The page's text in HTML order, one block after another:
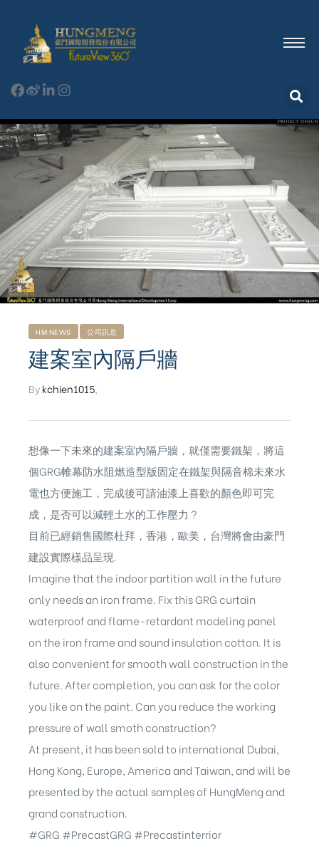
HM NEWS 公司訊息
建案室內隔戶牆
Bykchien1015
想像一下未來的建案室內隔戶牆，就僅需要鐵架，將這
個GRG帷幕防水阻燃造型版固定在鐵架與隔音棉未來水
電也方便施工，完成後可請油漆上喜歡的顏色即可完
成，是否可以減輕土水的工作壓力 ?
目前已經銷售國際杜拜，香港，歐美，台灣將會由豪門
建設實際樣品呈現.
Imagine that the indoor partition wall in the future
only needs an iron frame. Fix this GRG curtain
waterproof and flame-retardant modeling panel
on the iron frame and sound insulation cotton. It is
also convenient for smooth wall construction in the
future. After completion, you can ask for the color
you like on the paint. Can you reduce the working
pressure of wall smoth construction?
At present, it has been sold to international Dubai,
Hong Kong, Europe, America and Taiwan, and will be
presented by the actual samples of HungMeng and
grand construction.
#GRG #PrecastGRG #Precastinterrior
含日本